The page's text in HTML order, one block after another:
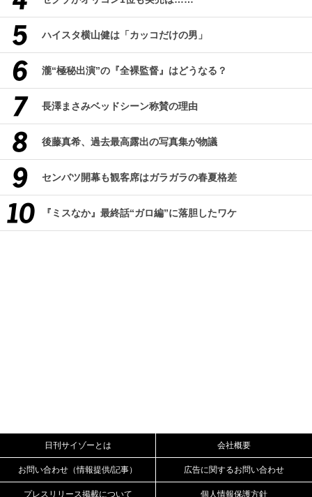
ハイスタ横山健は「カッコだけの男」
瀧“極秘出演”の『全裸監督』はどうなる？
長澤まさみベッドシーン称賛の理由
後藤真希、過去最高露出の写真集が物議
センバツ開幕も観客席はガラガラの春夏格差
『ミスなか』最終話“ガロ編”に落胆したワケ
日刊サイゾーとは 会社概要
お問い合わせ（情報提供/記事） 広告に関するお問い合わせ
プレスリリース掲載について 個人情報保護方針